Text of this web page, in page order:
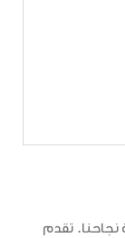
نجاحنا. تقدم